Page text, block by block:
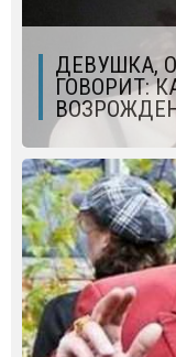
ДЕВУШКА,
ГОВОРИТ: